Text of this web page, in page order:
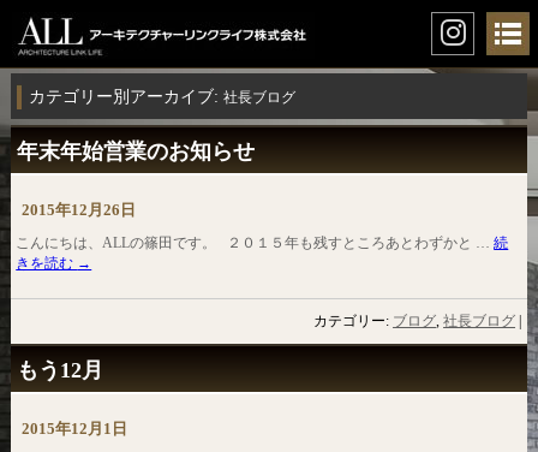
カテゴリー別アーカイブ: 社長ブログ
年末年始営業のお知らせ
2015年12月26日
こんにちは、ALLの篠田です。 ２０１５年も残すところあとわずかと …続
きを読む →
カテゴリー: ブログ,社長ブログ
もう12月
2015年12月1日